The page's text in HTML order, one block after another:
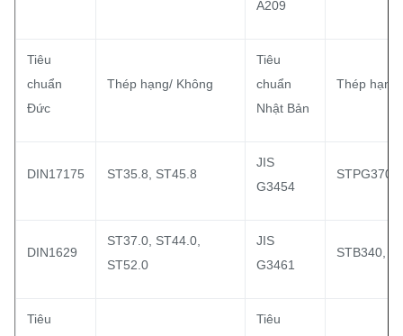
A209
Tiêu
chuẩn
Đức
Thép hạng/ Không
Tiêu
chuẩn
Nhật Bản
Thép
DIN17175 ST35.8, ST45.8
JIS
G3454
DIN1629
ST37.0, ST44.0,
ST52.0
JIS
G3461
STB340,
Tiêu
Tiêu